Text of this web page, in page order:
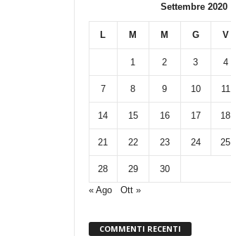
Settembre 2020
L M M G V
1 2 3 4
7 8 9 10 11
14 15 16 17 18
21 22 23 24 25
28 29
30
« Ago
Ott »
COMMENTI RECENTI